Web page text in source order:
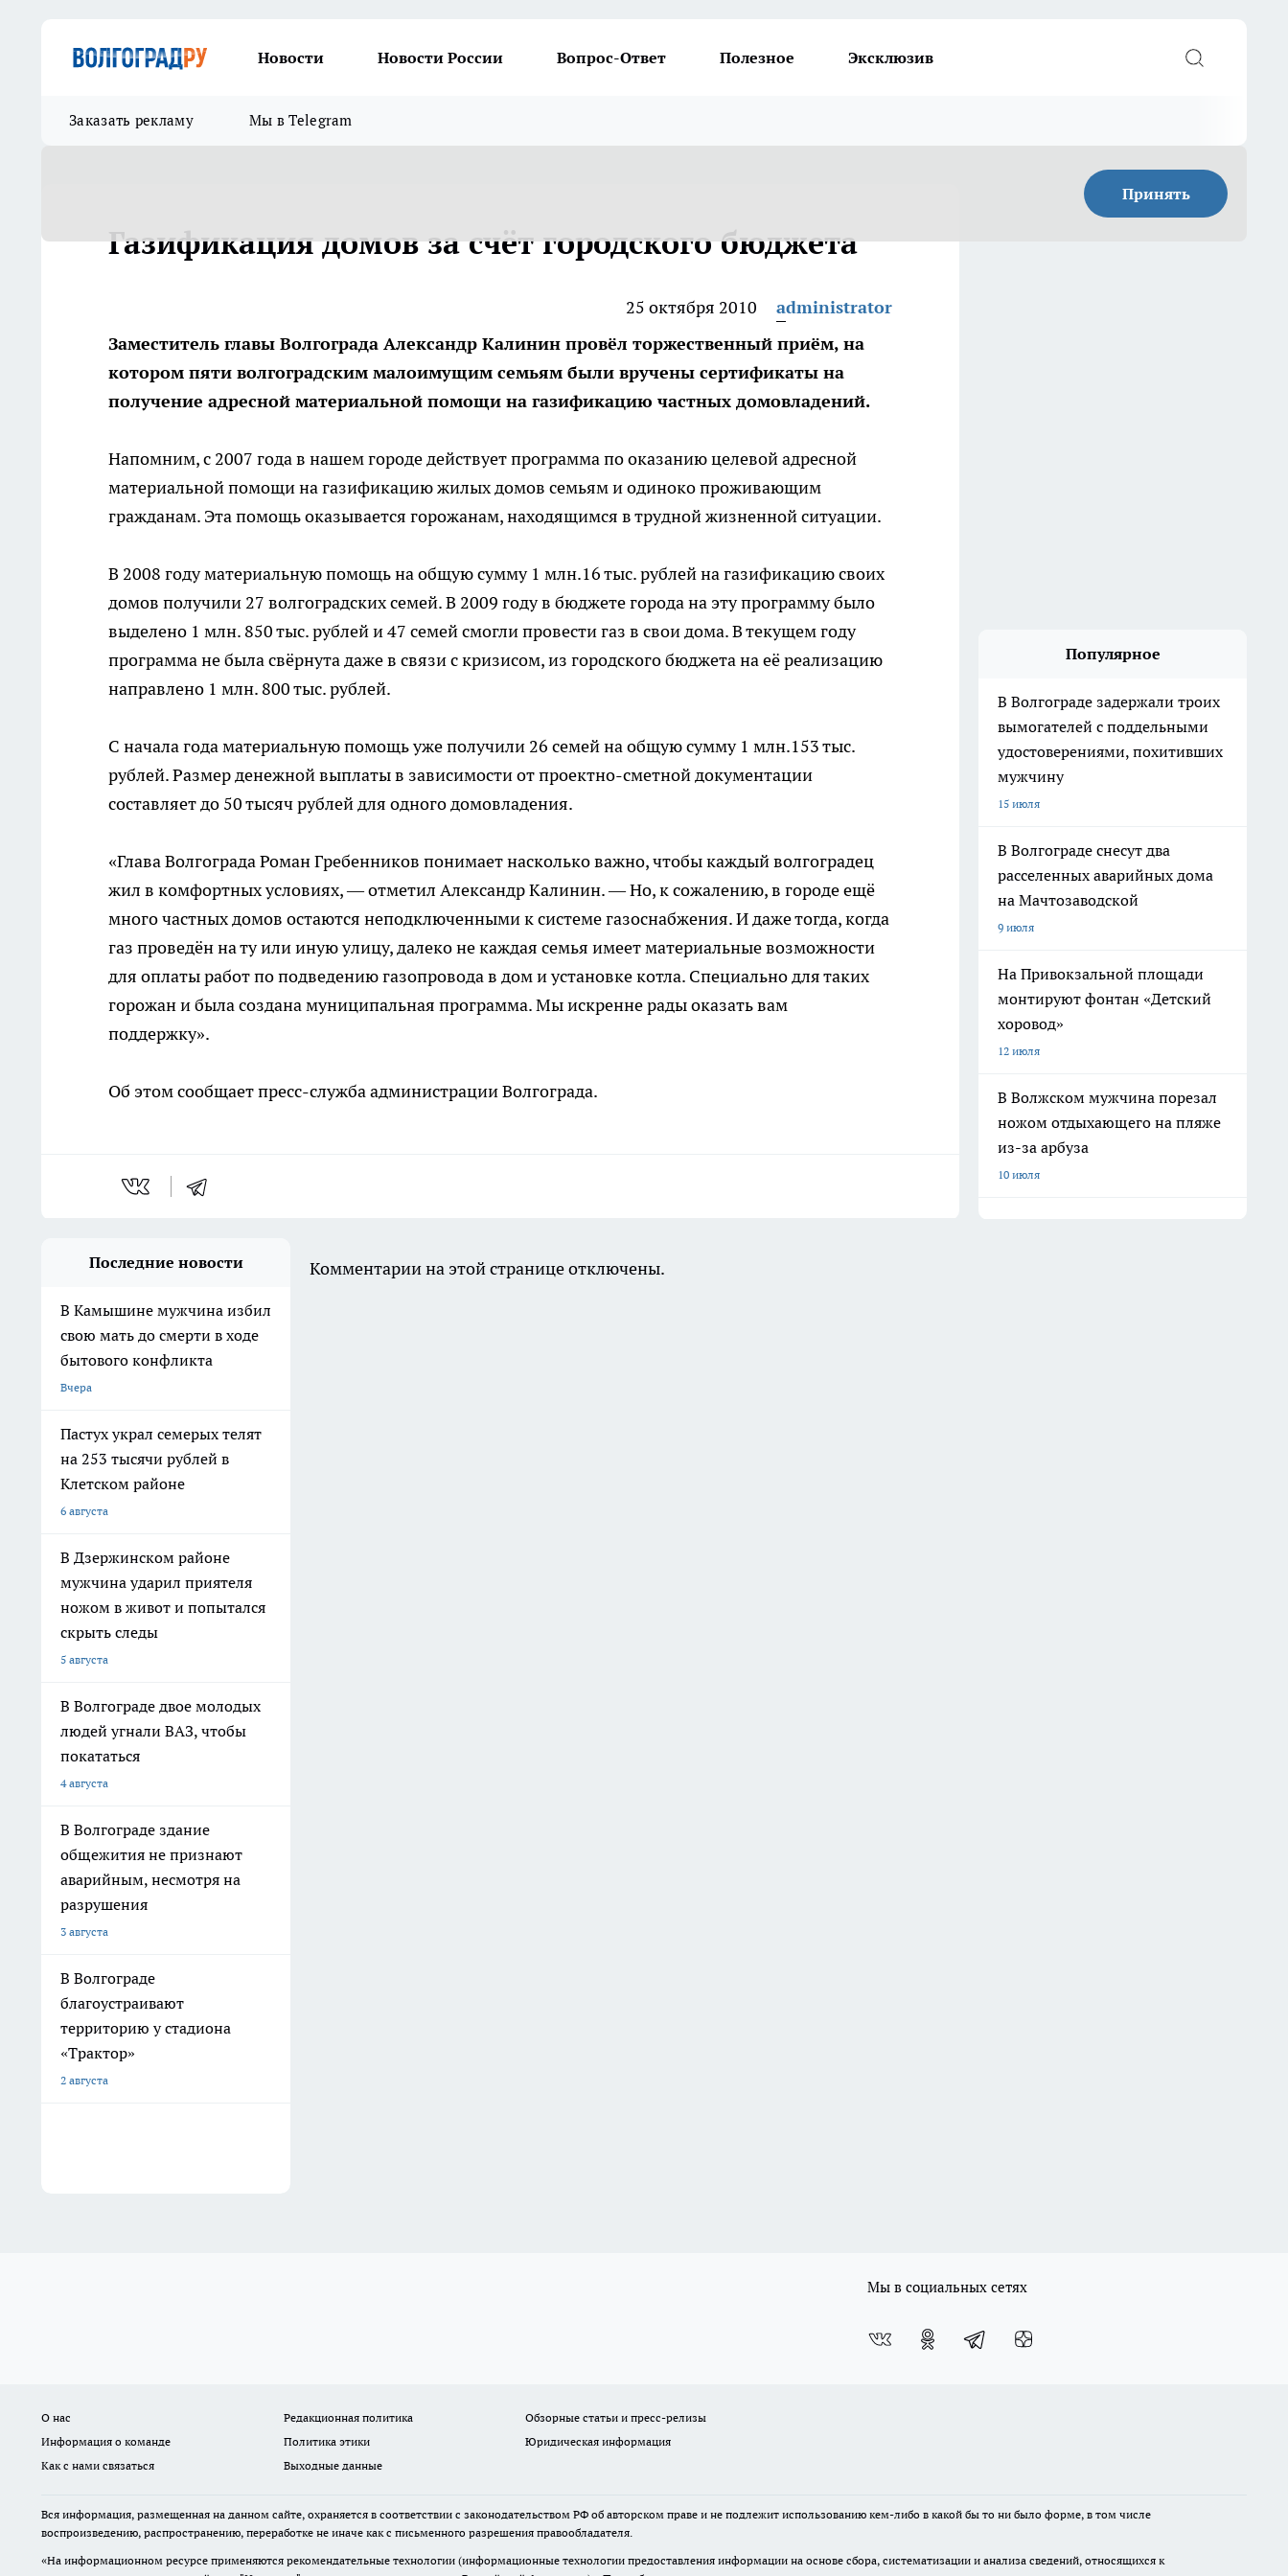
Новости Новости России Вопрос-Ответ Полезное Эксклюзив
Заказать рекламу Мы в Telegram
Принять
Газификация домов за счёт городского бюджета
25 октября 2010
administrator
Заместитель главы Волгограда Александр Калинин провёл торжественный приём, на
котором пяти волгоградским малоимущим семьям были вручены сертификаты на
получение адресной материальной помощи на газификацию частных домовладений.
Напомним, с 2007 года в нашем городе действует программа по оказанию целевой адресной
материальной помощи на газификацию жилых домов семьям и одиноко проживающим
гражданам. Эта помощь оказывается горожанам, находящимся в трудной жизненной ситуации.
В 2008 году материальную помощь на общую сумму 1 млн.16 тыс. рублей на газификацию своих
домов получили 27 волгоградских семей. В 2009 году в бюджете города на эту программу было
выделено 1 млн. 850 тыс. рублей и 47 семей смогли провести газ в свои дома. В текущем году
программа не была свёрнута даже в связи с кризисом, из городского бюджета на её реализацию
направлено 1 млн. 800 тыс. рублей.
С начала года материальную помощь уже получили 26 семей на общую сумму 1 млн.153 тыс.
рублей. Размер денежной выплаты в зависимости от проектно-сметной документации
составляет до 50 тысяч рублей для одного домовладения.
«Глава Волгограда Роман Гребенников понимает насколько важно, чтобы каждый волгоградец
жил в комфортных условиях, — отметил Александр Калинин. — Но, к сожалению, в городе ещё
много частных домов остаются неподключенными к системе газоснабжения. И даже тогда, когда
газ проведён на ту или иную улицу, далеко не каждая семья имеет материальные возможности
для оплаты работ по подведению газопровода в дом и установке котла. Специально для таких
горожан и была создана муниципальная программа. Мы искренне рады оказать вам
поддержку».
Об этом сообщает пресс-служба администрации Волгограда.
Популярное
В Волгограде задержали троих
вымогателей с поддельными
удостоверениями, похитивших
мужчину
15 июля
В Волгограде снесут два
расселенных аварийных дома
на Мачтозаводской
9 июля
На Привокзальной площади
монтируют фонтан «Детский
хоровод»
12 июля
В Волжском мужчина порезал
ножом отдыхающего на пляже
из-за арбуза
10 июля
Последние новости
В Камышине мужчина избил
свою мать до смерти в ходе
бытового конфликта
Вчера
Пастух украл семерых телят
на 253 тысячи рублей в
Клетском районе
6 августа
В Дзержинском районе
мужчина ударил приятеля
ножом в живот и попытался
скрыть следы
5 августа
В Волгограде двое молодых
людей угнали ВАЗ, чтобы
покататься
4 августа
В Волгограде здание
общежития не признают
аварийным, несмотря на
разрушения
3 августа
В Волгограде
благоустраивают
территорию у стадиона
«Трактор»
2 августа
Комментарии на этой странице отключены.
Мы в социальных сетях
О нас Редакционная политика
Обзорные статьи и пресс-релизы
Информация о команде
Политика этики
Юридическая информация
Как с нами связаться
Выходные данные
Вся информация, размещенная на данном сайте, охраняется в соответствии с законодательством РФ об авторском праве и не подлежит использованию кем-либо в какой бы то ни было форме, в том числе
воспроизведению, распространению, переработке не иначе как с письменного разрешения правообладателя.
«На информационном ресурсе применяются рекомендательные технологии (информационные технологии предоставления информации на основе сбора, систематизации и анализа сведений, относящихся к